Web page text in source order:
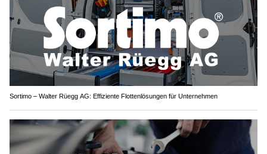
Sortimo – Walter Rüegg AG: Effiziente Flottenlösungen für Unternehmen